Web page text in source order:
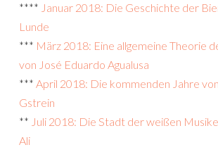
**** Januar 2018: Die Geschichte der
Lunde
*** März 2018: Eine allgemeine Theorie
von José Eduardo Agualusa
*** April 2018: Die kommenden Jahre
Gstrein
** Juli 2018: Die Stadt der weißen
Ali